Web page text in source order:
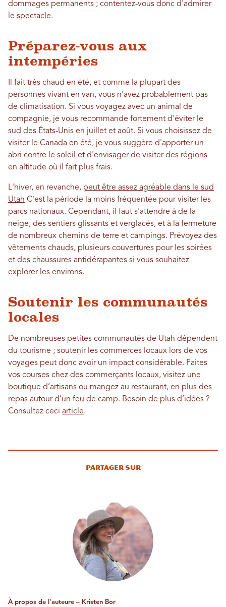
dommages permanents ; contentez-vous donc d'admirer
le spectacle.
Préparez-vous aux
intempéries
Il fait très chaud en été, et comme la plupart des
personnes vivant en van, vous n'avez probablement pas
de climatisation. Si vous voyagez avec un animal de
compagnie, je vous recommande fortement d'éviter le
sud des États-Unis en juillet et août. Si vous choisissez de
visiter le Canada en été, je vous suggère d'apporter un
abri contre le soleil et d'envisager de visiter des régions
en altitude où il fait plus frais.
L'hiver, en revanche, peut être assez agréable dans le sud
Utah C'est la période la moins fréquentée pour visiter les
parcs nationaux. Cependant, il faut s'attendre à de la
neige, des sentiers glissants et verglacés, et à la fermeture
de nombreux chemins de terre et campings. Prévoyez des
vêtements chauds, plusieurs couvertures pour les soirées
et des chaussures antidérapantes si vous souhaitez
explorer les environs.
Soutenir les communautés
locales
De nombreuses petites communautés de Utah dépendent
du tourisme ; soutenir les commerces locaux lors de vos
voyages peut donc avoir un impact considérable. Faites
vos courses chez des commerçants locaux, visitez une
boutique d’artisans ou mangez au restaurant, en plus des
repas autour d’un feu de camp. Besoin de plus d’idées ?
Consultez ceci article.
Partager sur
À propos de l'auteure – Kristen Bor